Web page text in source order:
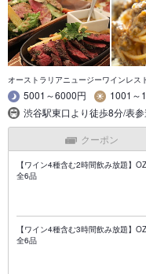
オーストラリアニュージーワインレス
5001～6000円
1001～
渋谷駅東口より徒歩8分/表
クーポン
【ワイン4種含む2時間飲み放題】
全6品
【ワイン4種含む3時間飲み放題】
全6品